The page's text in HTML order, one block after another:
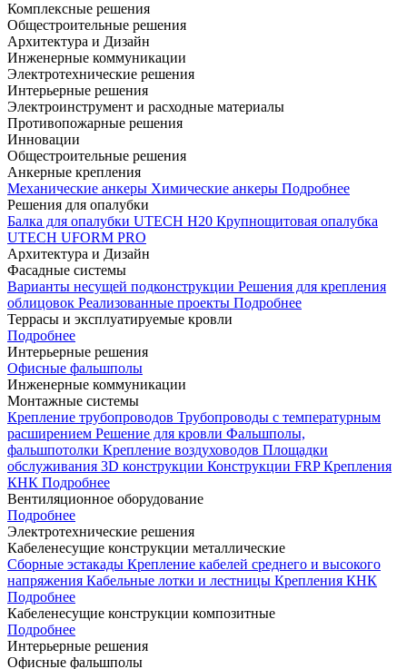
Комплексные решения
Общестроительные решения
Архитектура и Дизайн
Инженерные коммуникации
Электротехнические решения
Интерьерные решения
Электроинструмент и расходные материалы
Противопожарные решения
Инновации
Общестроительные решения
Анкерные крепления
Механические анкеры Химические анкеры Подробнее
Решения для опалубки
Балка для опалубки UTECH H20 Крупнощитовая опалубка
UTECH UFORM PRO
Архитектура и Дизайн
Фасадные системы
Варианты несущей подконструкции Решения для крепления
облицовок Реализованные проекты Подробнее
Террасы и эксплуатируемые кровли
Подробнее
Интерьерные решения
Офисные фальшполы
Инженерные коммуникации
Монтажные системы
Крепление трубопроводов Трубопроводы с температурным
расширением Решение для кровли Фальшполы,
фальшпотолки Крепление воздуховодов Площадки
обслуживания 3D конструкции Конструкции FRPКрепления
КНК Подробнее
Вентиляционное оборудование
Подробнее
Электротехнические решения
Кабеленесущие конструкции металлические
Сборные эстакады Крепление кабелей среднего и высокого
напряжения Кабельные лотки и лестницы Крепления КНК
Подробнее
Кабеленесущие конструкции композитные
Подробнее
Интерьерные решения
Офисные фальшполы